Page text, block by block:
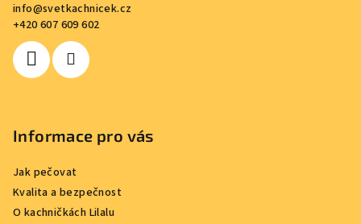
info@svetkachnicek.cz
+420 607 609 602
Informace pro vás
Jak pečovat
Kvalita a bezpečnost
O kachničkách Lilalu